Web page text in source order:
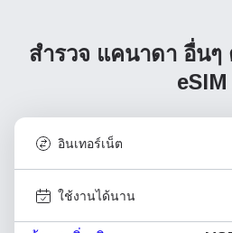
สำรวจ แคนาดา อื่นๆ
eSIM
อินเทอร์เน็ต
ใช้งานได้นาน